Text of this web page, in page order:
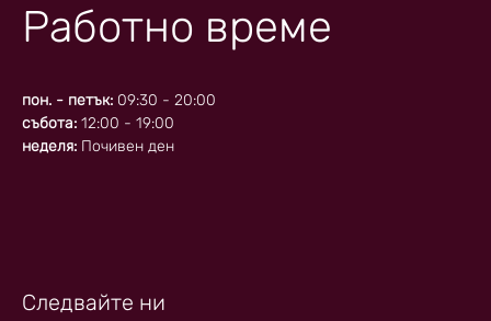
Работно време
пон. - петък: 09:30 - 20:00
събота: 12:00 - 19:00
неделя: Почивен ден
Следвайте ни